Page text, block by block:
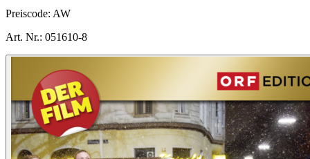
Preiscode: AW
Art. Nr.: 051610-8